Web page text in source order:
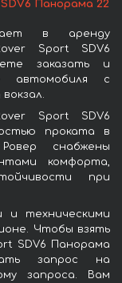
Панорама 22
в аренду
Sport SDV6
заказать и
автомобиля с
Sport SDV6
проката в
снабжены
комфорта,
при
и техническими
Чтобы взять
SDV6 Панорама
запрос на
запроса. Вам